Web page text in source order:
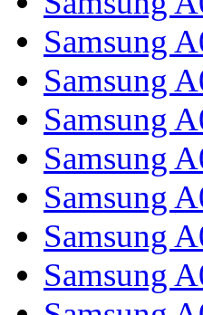
Samsung
Samsung
Samsung
Samsung
Samsung
Samsung
Samsung